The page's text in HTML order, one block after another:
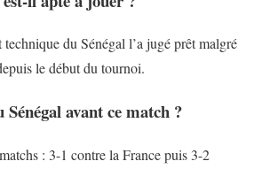
du Sénégal l’a jugé prêt malgré
le début du tournoi.
avant ce match ?
: 3-1 contre la France puis 3-2